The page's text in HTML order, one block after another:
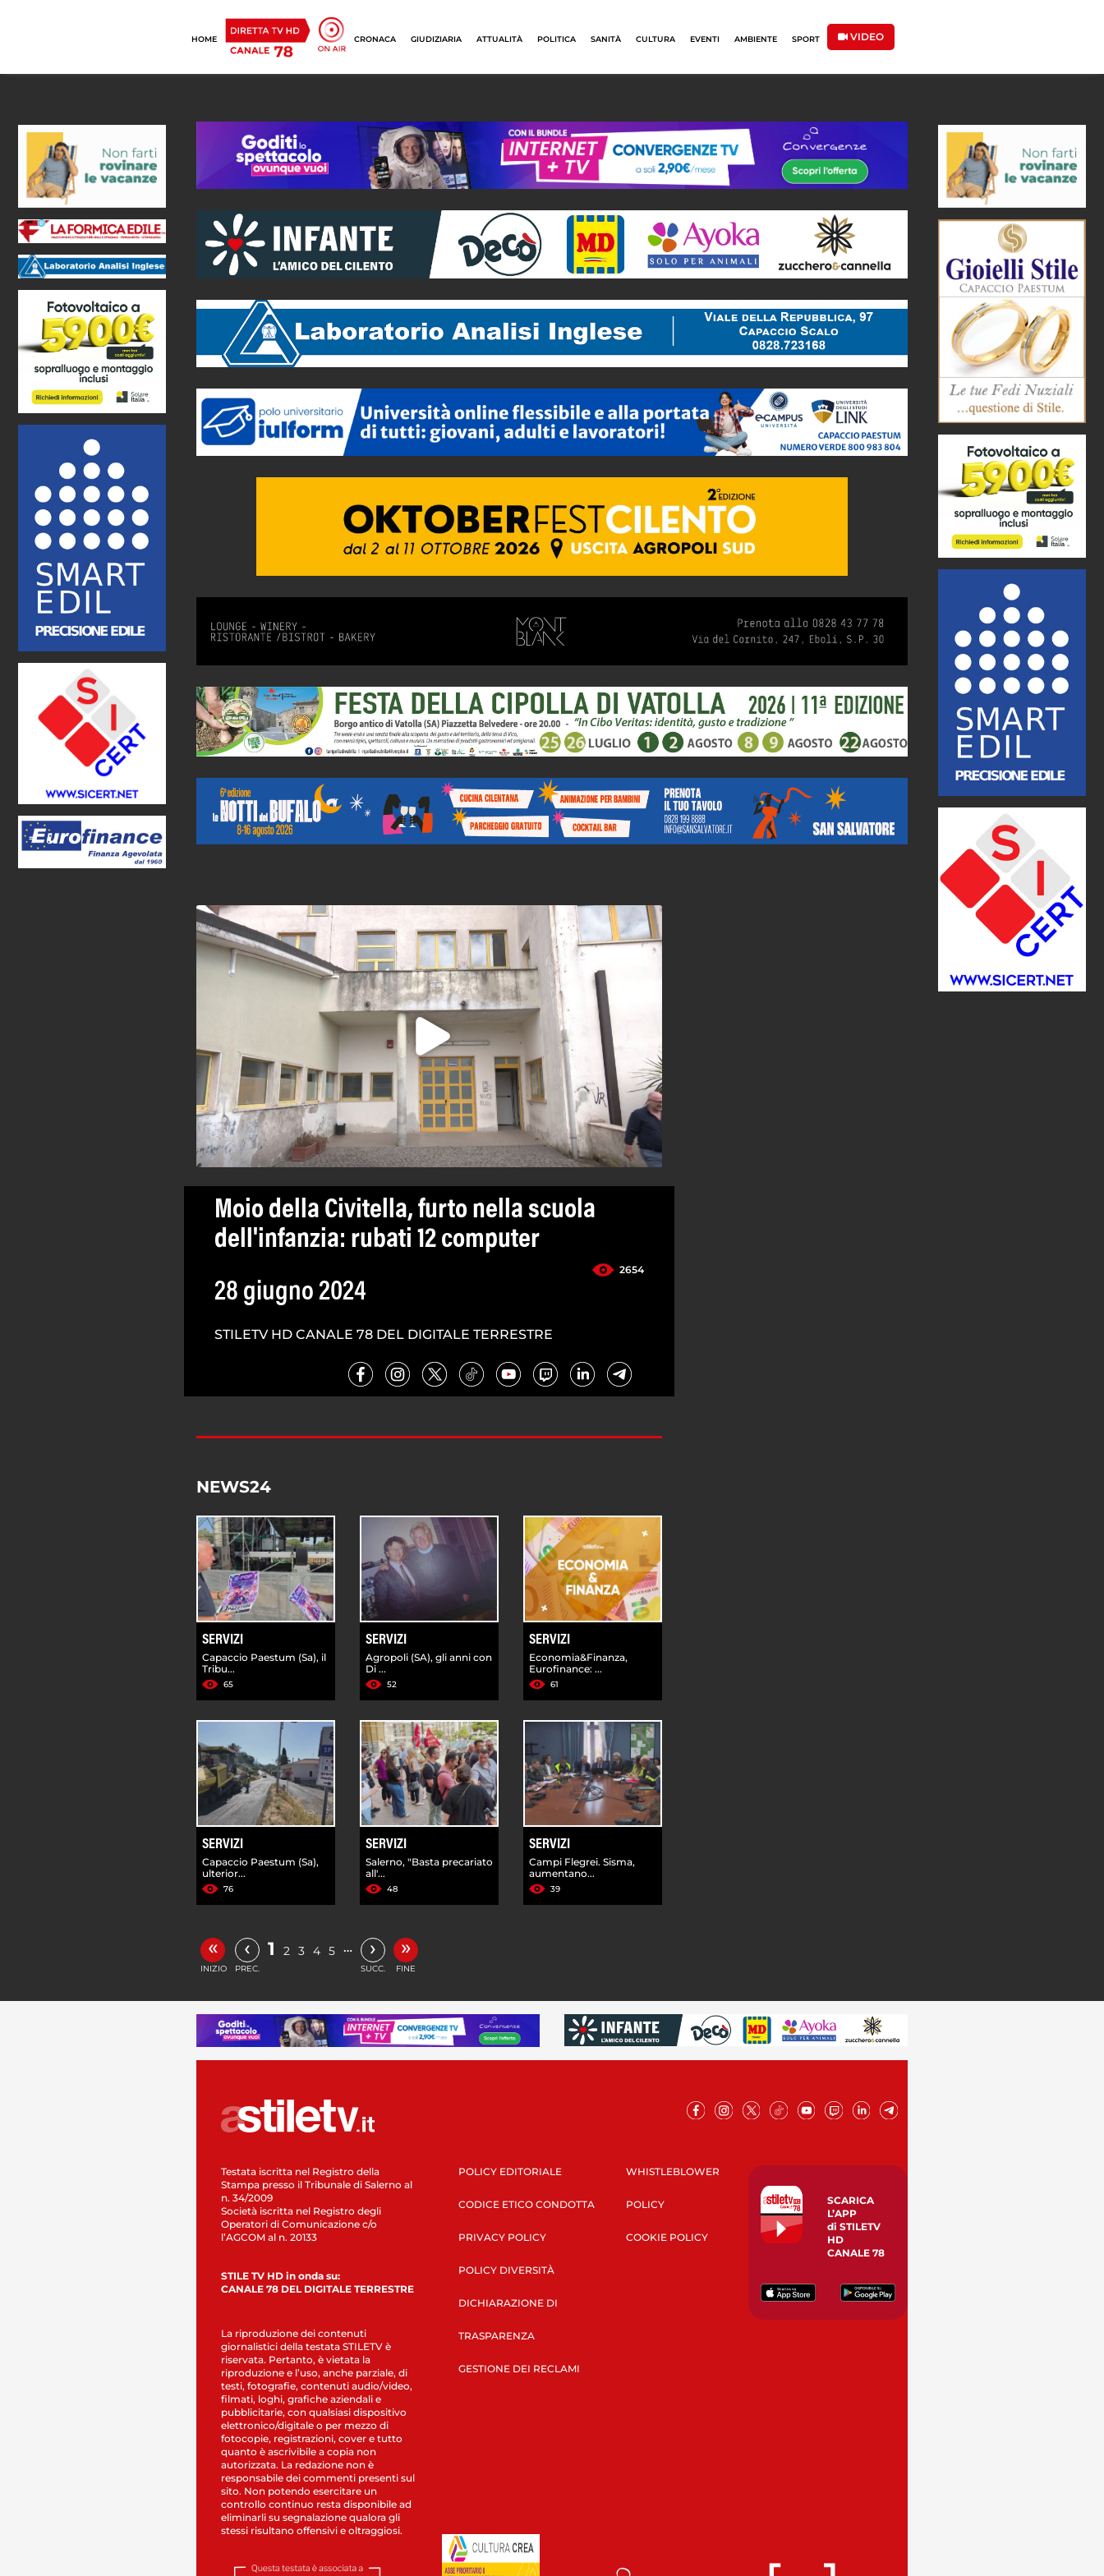
HOME CRONACA GIUDIZIARIA ATTUALITÀ POLITICA SANITÀ CULTURA EVENTI AMBIENTE SPORT VIDEO
Moio della Civitella, furto nella scuola
dell'infanzia: rubati 12 computer
2654
28 giugno 2024
STILETV HD CANALE 78 DEL DIGITALE TERRESTRE
NEWS24
SERVIZI
Capaccio Paestum (Sa), il
Tribu...
65
SERVIZI
Agropoli (SA), gli anni con
Di ...
52
SERVIZI
Economia&Finanza,
Eurofinance: ...
61
SERVIZI
Capaccio Paestum (Sa),
ulterior...
76
SERVIZI
Salerno, "Basta precariato
all'...
48
SERVIZI
Campi Flegrei. Sisma,
aumentano...
39
«
INIZIO
‹
PREC.
1 2 3 4 5 … ›
SUCC.
»
FINE
Testata iscritta nel Registro della
Stampa presso il Tribunale di Salerno al
n. 34/2009
Società iscritta nel Registro degli
Operatori di Comunicazione c/o
l’AGCOM al n. 20133
STILE TV HD in onda su:
CANALE 78 DEL DIGITALE TERRESTRE
La riproduzione dei contenuti
giornalistici della testata STILETV è
riservata. Pertanto, è vietata la
riproduzione e l’uso, anche parziale, di
testi, fotografie, contenuti audio/video,
filmati, loghi, grafiche aziendali e
pubblicitarie, con qualsiasi dispositivo
elettronico/digitale o per mezzo di
fotocopie, registrazioni, cover e tutto
quanto è ascrivibile a copia non
autorizzata. La redazione non è
responsabile dei commenti presenti sul
sito. Non potendo esercitare un
controllo continuo resta disponibile ad
eliminarli su segnalazione qualora gli
stessi risultano offensivi e oltraggiosi.
POLICY EDITORIALE
CODICE ETICO CONDOTTA
PRIVACY POLICY
POLICY DIVERSITÀ
DICHIARAZIONE DI
TRASPARENZA
GESTIONE DEI RECLAMI
WHISTLEBLOWER
POLICY
COOKIE POLICY
SCARICA
L’APP
di STILETV
HD
CANALE 78